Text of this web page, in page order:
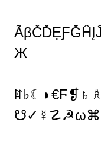
Ж
☋✓☿☡☭ω⌘